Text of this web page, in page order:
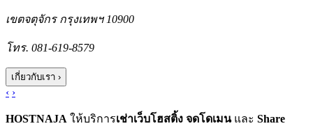
เขตจตุจักร กรุงเทพฯ 10900
โทร. 081-619-8579
‹ ›
HOSTNAJA ให้บริการเช่าเว็บโฮสติ้ง จดโดเมนและ Share